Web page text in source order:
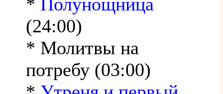
(24:00)
* Молитвы на
потребу (03:00)